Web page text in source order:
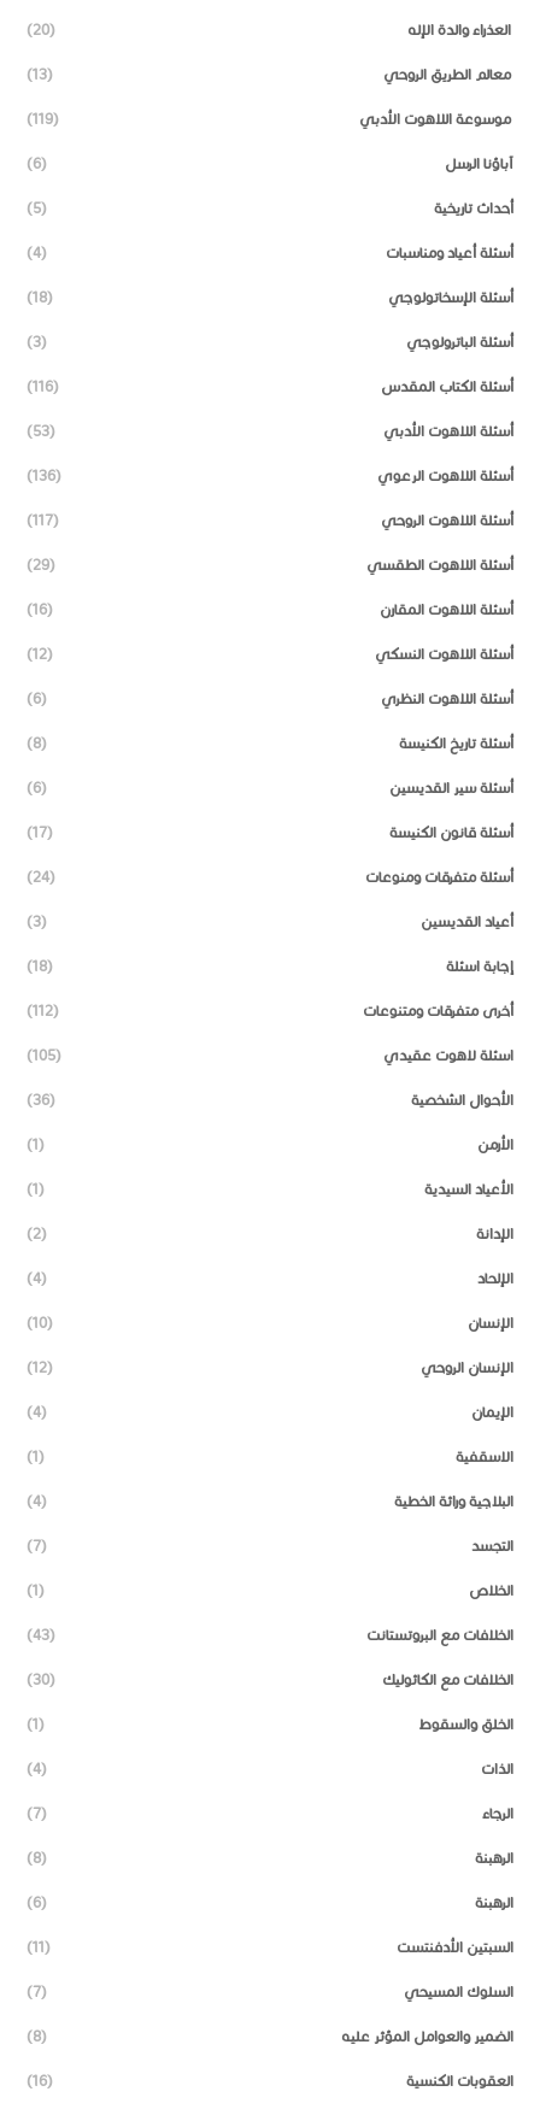
العذراء والدة الإله (20)
معالم الطريق الروحي (13)
موسوعة اللاهوت الأدبي (119)
آباؤنا الرسل (6)
أحداث تاريخية (5)
أسئلة أعياد ومناسبات (4)
أسئلة الإسخاتولوجي (18)
أسئلة الباترولوجي (3)
أسئلة الكتاب المقدس (116)
أسئلة اللاهوت الأدبي (53)
أسئلة اللاهوت الرعوي (136)
أسئلة اللاهوت الروحي (117)
أسئلة اللاهوت الطقسي (29)
أسئلة اللاهوت المقارن (16)
أسئلة اللاهوت النسكي (12)
أسئلة اللاهوت النظري (6)
أسئلة تاريخ الكنيسة (8)
أسئلة سير القديسين (6)
أسئلة قانون الكنيسة (17)
أسئلة متفرقات ومنوعات (24)
أعياد القديسين (3)
إجابة اسئلة (18)
أخرى متفرقات ومتنوعات (112)
اسئلة لاهوت عقيدي (105)
الأحوال الشخصية (36)
الأرمن (1)
الأعياد السيدية (1)
الإدانة (2)
الإلحاد (4)
الإنسان (10)
الإنسان الروحي (12)
الإيمان (4)
الاسقفية (1)
البلاجية وراثة الخطية (4)
التجسد (7)
الخلاص (1)
الخلافات مع البروتستانت (43)
الخلافات مع الكاثوليك (30)
الخلق والسقوط (1)
الذات (4)
الرجاء (7)
الرهبنة (8)
الرهبنة (6)
السبتين الأدفنتست (11)
السلوك المسيحي (7)
الضمير والعوامل المؤثر عليه (8)
العقوبات الكنسية (16)